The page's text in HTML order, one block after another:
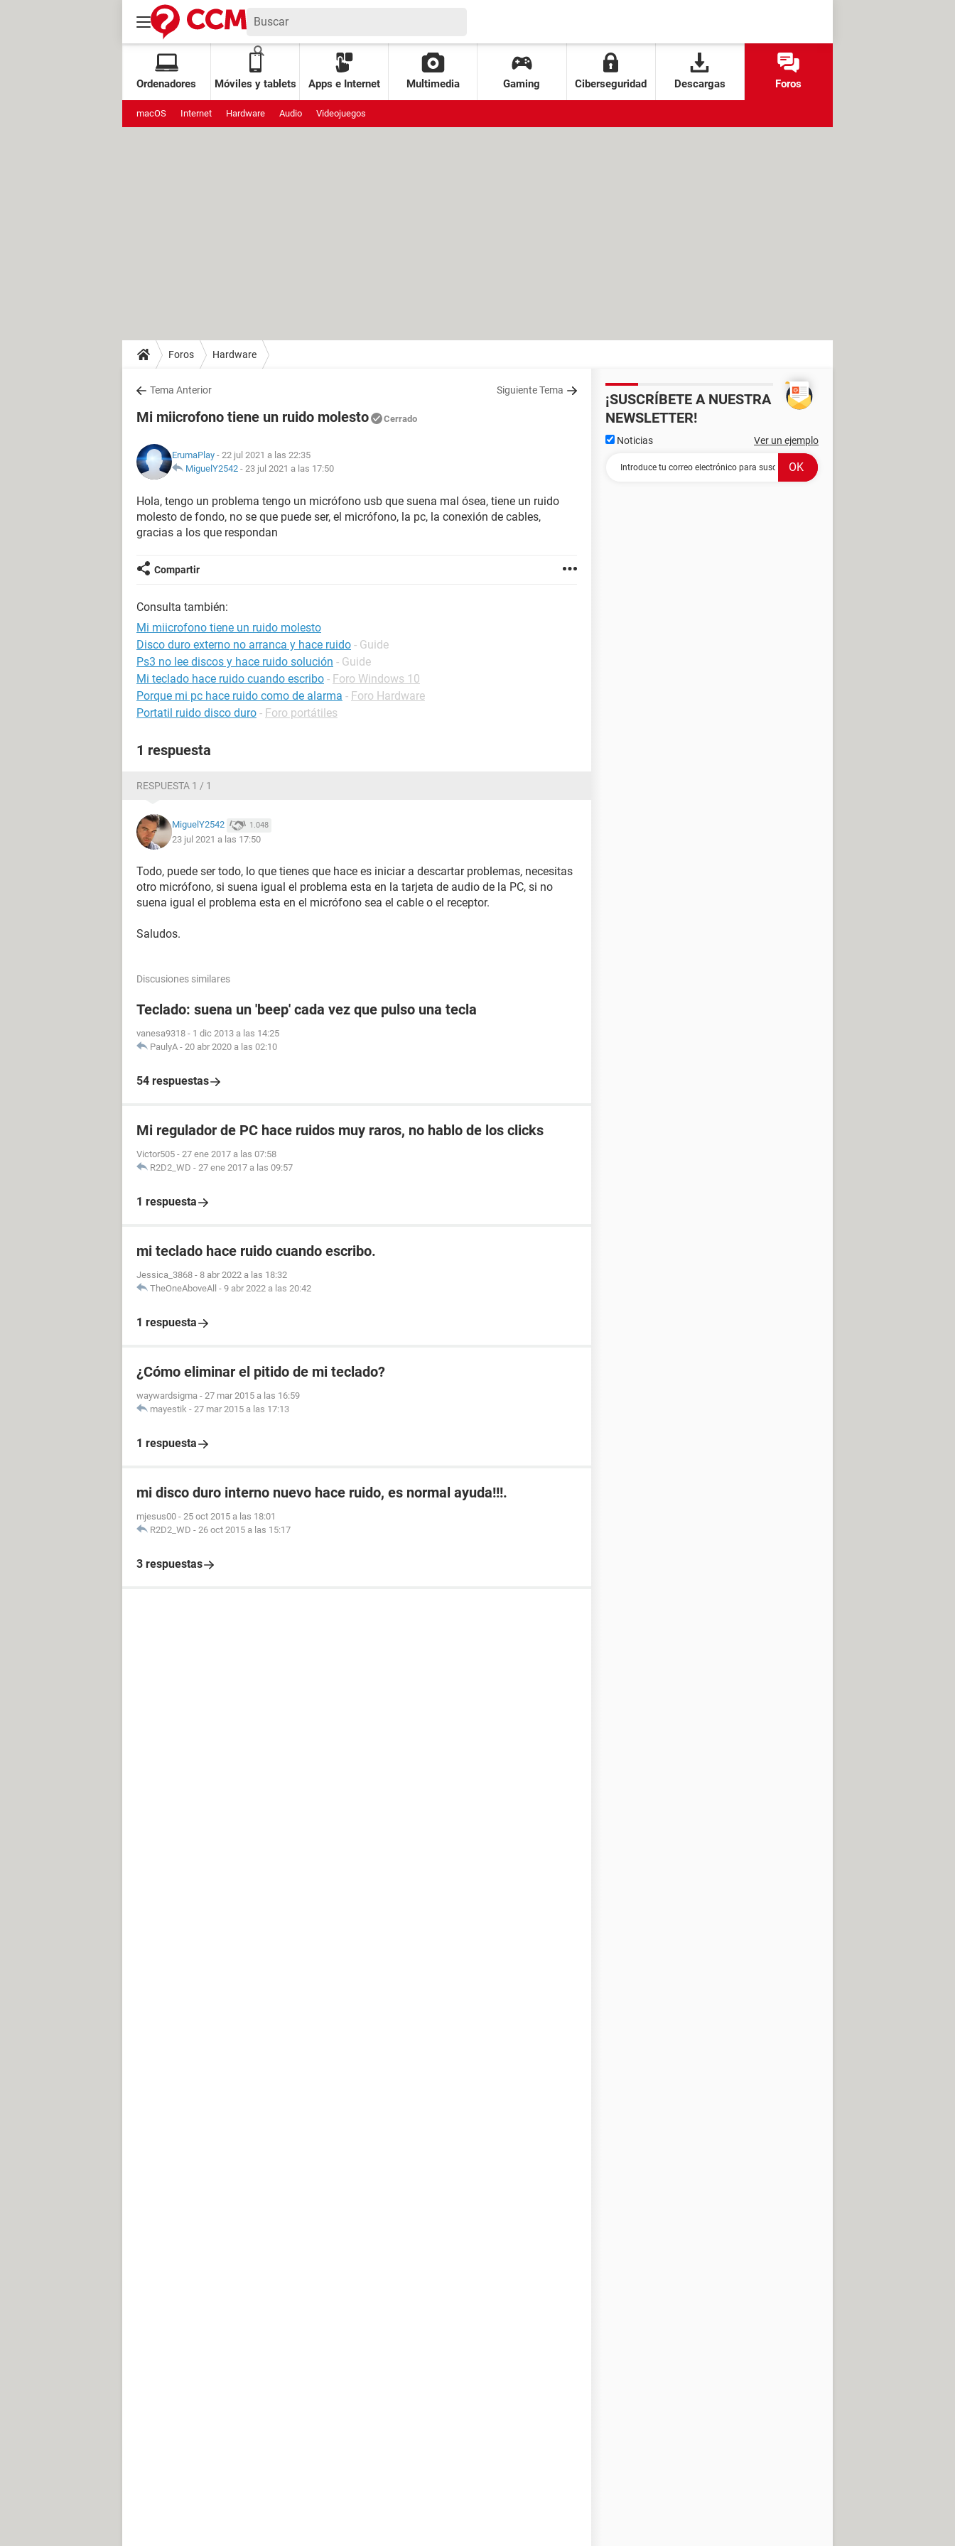
Ordenadores Móviles y tablets Apps e Internet Multimedia Gaming Ciberseguridad Descargas Foros
macOS Internet Hardware Audio Videojuegos
Foros Hardware
Tema Anterior Siguiente Tema
Mi miicrofono tiene un ruido molesto Cerrado
ErumaPlay - 22 jul 2021 a las 22:35
MiguelY2542 - 23 jul 2021 a las 17:50
Hola, tengo un problema tengo un micrófono usb que suena mal ósea, tiene un ruido
molesto de fondo, no se que puede ser, el micrófono, la pc, la conexión de cables,
gracias a los que respondan
Compartir
Consulta también:
Mi miicrofono tiene un ruido molesto
Disco duro externo no arranca y hace ruido - Guide
Ps3 no lee discos y hace ruido solución - Guide
Mi teclado hace ruido cuando escribo - Foro Windows 10
Porque mi pc hace ruido como de alarma - Foro Hardware
Portatil ruido disco duro - Foro portátiles
1 respuesta
RESPUESTA 1 / 1
MiguelY2542 1.048
23 jul 2021 a las 17:50
Todo, puede ser todo, lo que tienes que hace es iniciar a descartar problemas, necesitas
otro micrófono, si suena igual el problema esta en la tarjeta de audio de la PC, si no
suena igual el problema esta en el micrófono sea el cable o el receptor.
Saludos.
Discusiones similares
Teclado: suena un 'beep' cada vez que pulso una tecla
vanesa9318 - 1 dic 2013 a las 14:25
PaulyA - 20 abr 2020 a las 02:10
54 respuestas
Mi regulador de PC hace ruidos muy raros, no hablo de los clicks
Victor505 - 27 ene 2017 a las 07:58
R2D2_WD - 27 ene 2017 a las 09:57
1 respuesta
mi teclado hace ruido cuando escribo.
Jessica_3868 - 8 abr 2022 a las 18:32
TheOneAboveAll - 9 abr 2022 a las 20:42
1 respuesta
¿Cómo eliminar el pitido de mi teclado?
waywardsigma - 27 mar 2015 a las 16:59
mayestik - 27 mar 2015 a las 17:13
1 respuesta
mi disco duro interno nuevo hace ruido, es normal ayuda!!!.
mjesus00 - 25 oct 2015 a las 18:01
R2D2_WD - 26 oct 2015 a las 15:17
3 respuestas
¡SUSCRÍBETE A NUESTRA
NEWSLETTER!
Noticias Ver un ejemplo